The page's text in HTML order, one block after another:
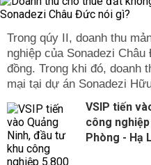
Trong qúy II, doanh thu
nghiệp của Sonadezi
đồng. Trong khi đó, doanh
mại tại dự án Sonadezi
VSIP tiến
công
Phòng - Hạ